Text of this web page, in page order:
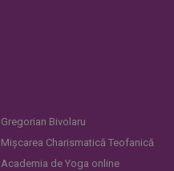
Gregorian Bivolaru
Mișcarea Charismatică Teofanică
Academia de Yoga online